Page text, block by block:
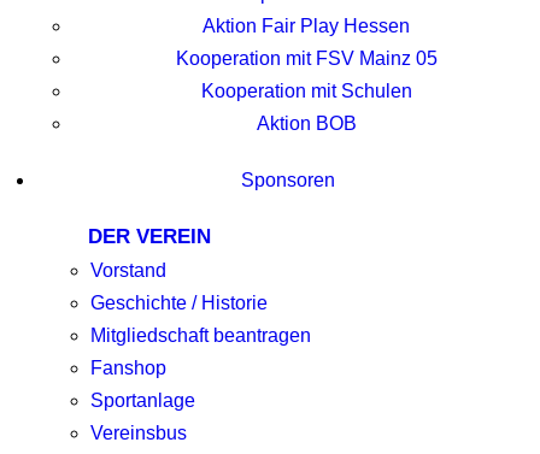
Aktion Fair Play Hessen
Kooperation mit FSV Mainz 05
Kooperation mit Schulen
Aktion BOB
Sponsoren
DER VEREIN
Vorstand
Geschichte / Historie
Mitgliedschaft beantragen
Fanshop
Sportanlage
Vereinsbus